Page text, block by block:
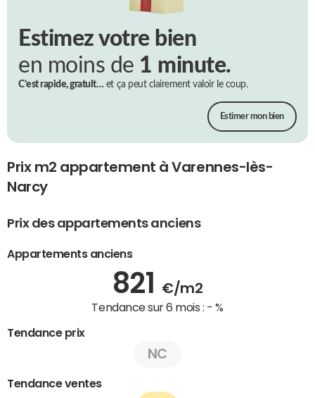
Estimez votre bien
en moins de 1 minute.
C’est rapide, gratuit…et ça peut clairement valoir le coup.
Estimer mon bien
Prix m2 appartement à Varennes-lès-
Narcy
Prix des appartements anciens
Appartements anciens
821 €/m2
Tendance sur 6 mois : - %
Tendance prix
NC
Tendance ventes